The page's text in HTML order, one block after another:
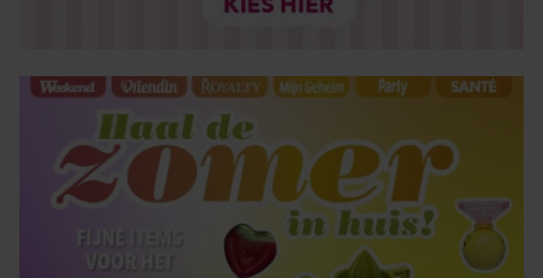
informatie die u aan ze heeft verstrekt of die ze hebben
gaat akkoord met onze cookies als u onze website blijft
gebruiken.